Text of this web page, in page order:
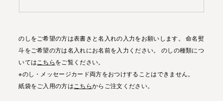
のしをご希望の方は表書きと名入れの入力をお願いします。 命名熨
斗をご希望の方は名入れにお名前を入力ください。 のしの種類につ
いては こちらをご覧ください。
※のし・メッセージカード両方をおつけすることはできません。
紙袋をご入用の方は こちらからご注文ください。